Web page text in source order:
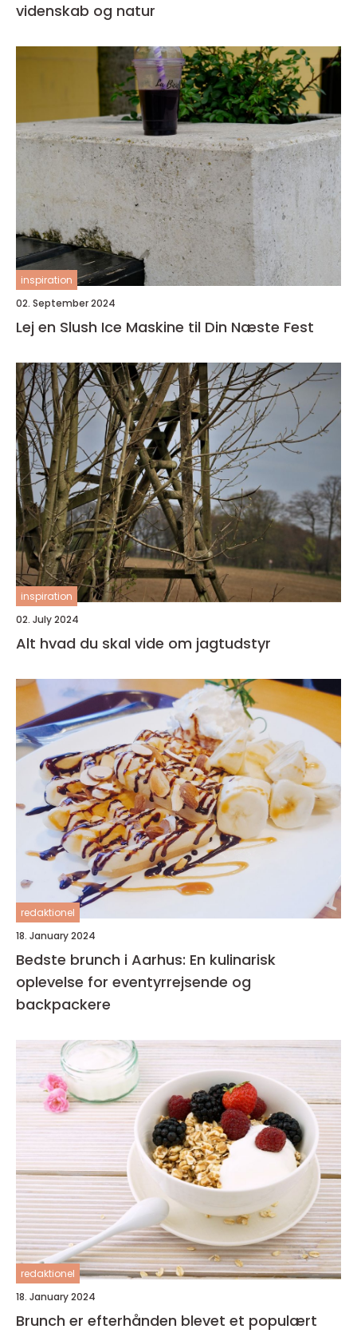
videnskab og natur
inspiration
02. September 2024
Lej en Slush Ice Maskine til Din Næste Fest
inspiration
02. July 2024
Alt hvad du skal vide om jagtudstyr
redaktionel
18. January 2024
Bedste brunch i Aarhus: En kulinarisk
oplevelse for eventyrrejsende og
backpackere
redaktionel
18. January 2024
Brunch er efterhånden blevet et populært